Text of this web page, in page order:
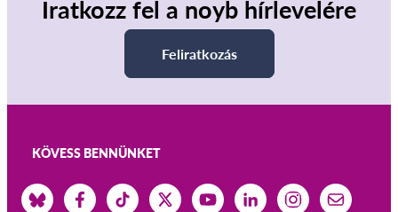
Iratkozz fel a noyb hírlevelére
Feliratkozás
KÖVESS BENNÜNKET